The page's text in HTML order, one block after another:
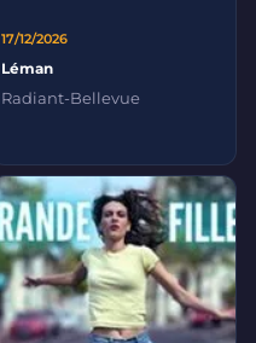
17/12/2026
Léman
Radiant-Bellevue